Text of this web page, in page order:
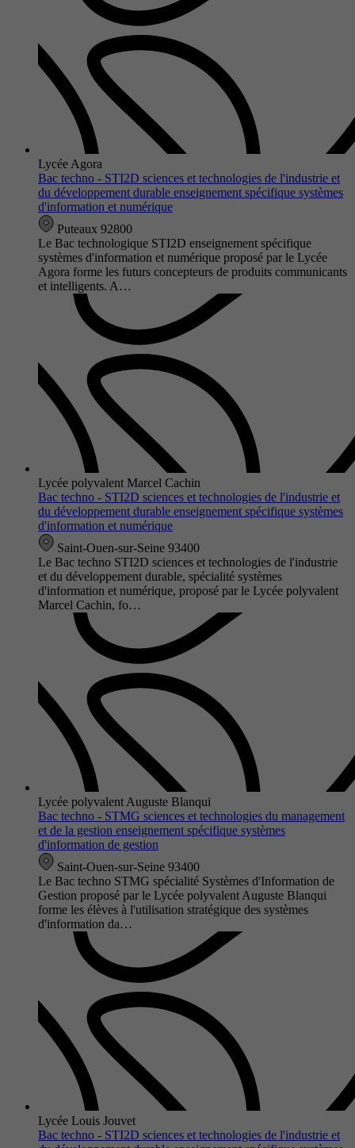
Lycée Agora
Bac techno - STI2D sciences et technologies de l'industrie et
du développement durable enseignement spécifique systèmes
d'information et numérique
Puteaux 92800
Le Bac technologique STI2D enseignement spécifique
systèmes d'information et numérique proposé par le Lycée
Agora forme les futurs concepteurs de produits communicants
et intelligents. A…
Lycée polyvalent Marcel Cachin
Bac techno - STI2D sciences et technologies de l'industrie et
du développement durable enseignement spécifique systèmes
d'information et numérique
Saint-Ouen-sur-Seine 93400
Le Bac techno STI2D sciences et technologies de l'industrie
et du développement durable, spécialité systèmes
d'information et numérique, proposé par le Lycée polyvalent
Marcel Cachin, fo…
Lycée polyvalent Auguste Blanqui
Bac techno - STMG sciences et technologies du management
et de la gestion enseignement spécifique systèmes
d'information de gestion
Saint-Ouen-sur-Seine 93400
Le Bac techno STMG spécialité Systèmes d'Information de
Gestion proposé par le Lycée polyvalent Auguste Blanqui
forme les élèves à l'utilisation stratégique des systèmes
d'information da…
Lycée Louis Jouvet
Bac techno - STI2D sciences et technologies de l'industrie et